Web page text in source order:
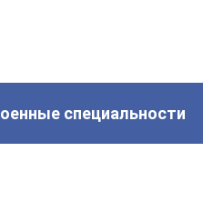
специальности